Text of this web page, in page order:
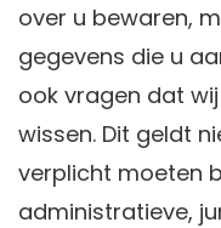
over u bewaren,
gegevens die u
ook vragen dat
wissen. Dit geldt
verplicht moeten
administratieve,